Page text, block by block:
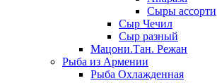
Сыры ассорти
Сыр Чечил
Сыр разный
Мацони.Тан. Режан
Рыба из Армении
Рыба Охлажденная